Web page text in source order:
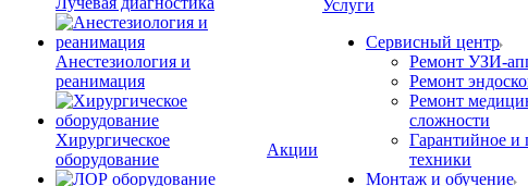
Анестезиология и
реанимация
Хирургическое
оборудование
Акции
Услуги
Сервисный центр
Ремонт УЗИ-
Ремонт
Ремонт
сложности
Гарантийное и
техники
Монтаж и обучение